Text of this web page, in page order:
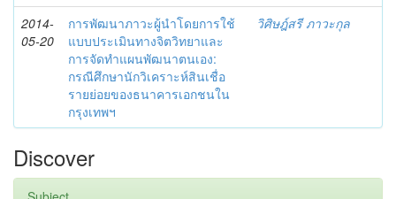
2014-
05-20
การพัฒนาภาวะผู้นำโดยการใช้
แบบประเมินทางจิตวิทยาและ
การจัดทำแผนพัฒนาตนเอง:
กรณีศึกษานักวิเคราะห์สินเชื่อ
รายย่อยของธนาคารเอกชนใน
กรุงเทพฯ
วิศิษฎ์สรี ภาวะกุล
Discover